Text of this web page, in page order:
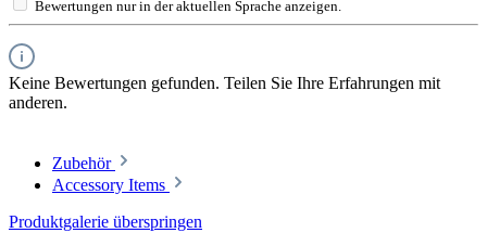
Bewertungen nur in der aktuellen Sprache anzeigen.
Keine Bewertungen gefunden. Teilen Sie Ihre Erfahrungen mit
anderen.
Zubehör
Accessory Items
Produktgalerie überspringen